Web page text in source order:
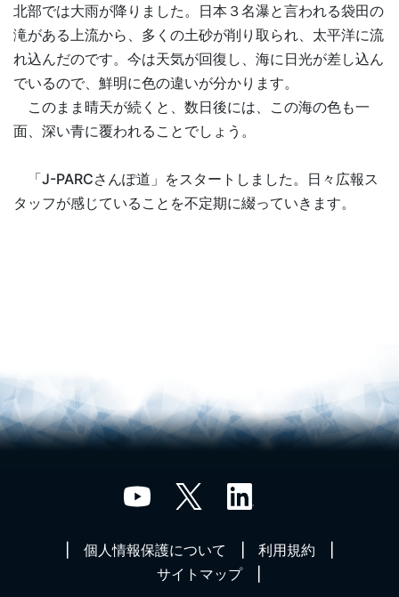
北部では大雨が降りました。日本３名瀑と言われる袋田の
滝がある上流から、多くの土砂が削り取られ、太平洋に流
れ込んだのです。今は天気が回復し、海に日光が差し込ん
でいるので、鮮明に色の違いが分かります。
このまま晴天が続くと、数日後には、この海の色も一
面、深い青に覆われることでしょう。
「J-PARCさんぽ道」をスタートしました。日々広報ス
タッフが感じていることを不定期に綴っていきます。
個人情報保護について
利用規約
サイトマップ